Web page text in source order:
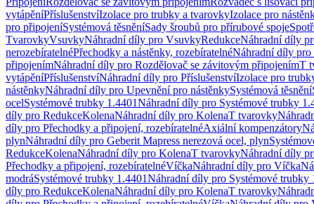
vytápěníPříslušenstvíIzolace pro trubky a tvarovkyIzolace pro
pro připojeníSystémová těsněníSady šroubů pro přírubové spoje
TvarovkyVsuvkyNáhradní díly pro VsuvkyRedukceNáhradní díly
nerozebíratelnéPřechodky a nástěnky, rozebíratelnéNáhradní díly pro
připojenímNáhradní díly pro Rozdělovač se závitovým připojenímT
vytápěníPříslušenstvíNáhradní díly pro PříslušenstvíIzolace pro
nástěnkyNáhradní díly pro Upevnění pro nástěnkySystémová těsnění
ocelSystémové trubky 1.4401Náhradní díly pro Systémové trubky
díly pro RedukceKolenaNáhradní díly pro KolenaT tvarovky
díly pro Přechodky a připojení, rozebíratelnéAxiální kompenzátory
plynNáhradní díly pro Geberit Mapress nerezová ocel, plyn
RedukceKolenaNáhradní díly pro KolenaT tvarovkyNáhradní díly
Přechodky a připojení, rozebíratelnéVíčkaNáhradní díly pro Víčka
modráSystémové trubky 1.4401Náhradní díly pro Systémové trubky
díly pro RedukceKolenaNáhradní díly pro KolenaT tvarovky